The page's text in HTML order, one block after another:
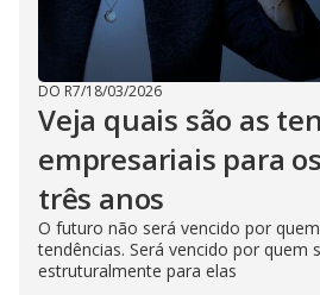
DO R7/18/03/2026
Veja quais são as
empresariais para
três anos
O futuro não será vencido por
tendências. Será vencido por quem
estruturalmente para elas